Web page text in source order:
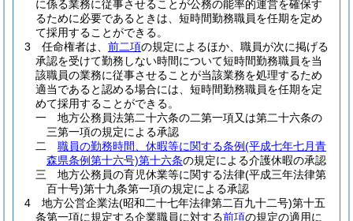
に係る業務に従事させることが公務の能率的運営を確保す
るために必要であるときは、短時間勤務職員を任期を定め
て採用することができる。
3
任命権者は、 前二項の規定によるほか、職員が次に掲げる
承認を受けて勤務しない時間について短時間勤務職員を当
該職員の業務に従事させることが当該業務を処理するため
適当であると認める場合には、短時間勤務職員を任期を定
めて採用することができる。
一
地方公務員法第二十六条の二第一項又は第二十六条の
三第一項の規定による承認
二
職員の勤務時間、休暇等に関する条例(平成七年七月青
森県条例第十六号)第十六条の規定による介護休暇の承認
三
地方公務員の育児休業等に関する法律(平成三年法律第
百十号)第十九条第一項の規定による承認
4
地方公営企業法(昭和二十七年法律第二百九十二号)第十五
条第一項に規定する企業職員に対する前項の規定の適用に